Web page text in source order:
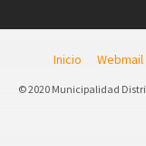
Inicio Webmail
© 2020 Municipalidad